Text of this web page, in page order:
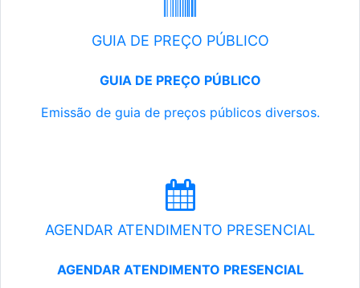
GUIA DE PREÇO PÚBLICO
GUIA DE PREÇO PÚBLICO
Emissão de guia de preços públicos diversos.
AGENDAR ATENDIMENTO PRESENCIAL
AGENDAR ATENDIMENTO PRESENCIAL